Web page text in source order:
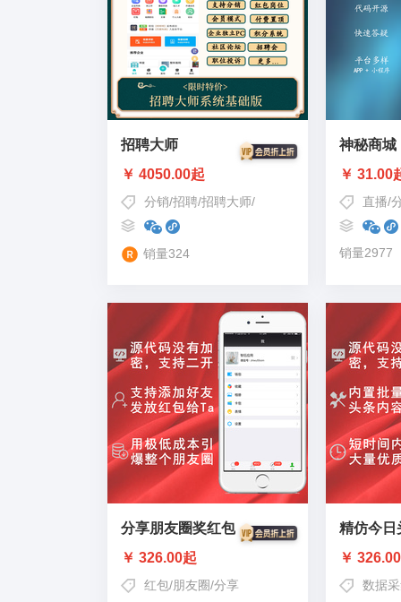
招聘大师
￥ 4050.00起
分销/招聘/招聘大师/
销量324
神秘商城
￥ 31.00
直播/
销量2977
分享朋友圈奖红包
￥ 326.00起
红包/朋友圈/分享
精仿今日
￥
数据